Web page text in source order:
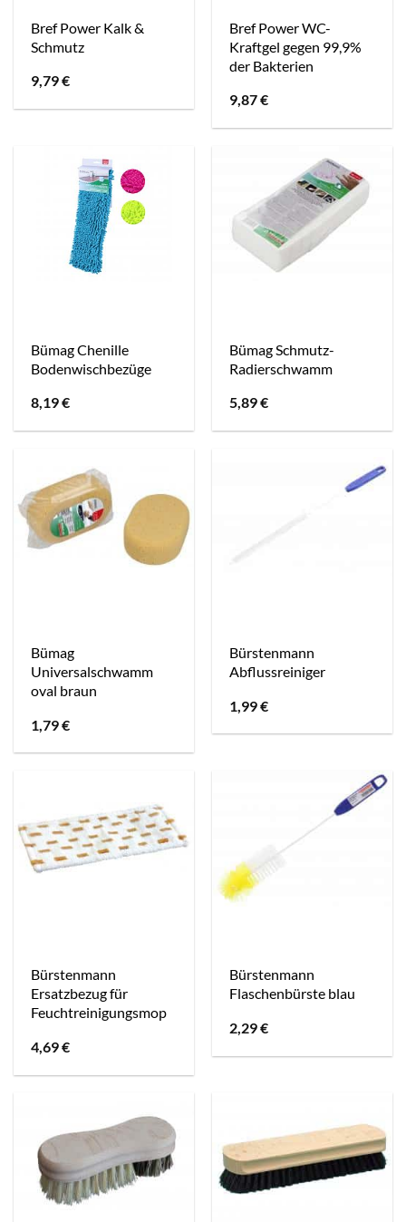
Bref Power Kalk &
Schmutz
9,79€
Bref Power WC-
Kraftgel gegen 99,9%
der Bakterien
9,87€
Bümag Chenille
Bodenwischbezüge
8,19€
Bümag Schmutz-
Radierschwamm
5,89€
Bümag
Universalschwamm
oval braun
1,79€
Bürstenmann
Abflussreiniger
1,99€
Bürstenmann
Ersatzbezug für
Feuchtreinigungsmop
4,69€
Bürstenmann
Flaschenbürste blau
2,29€